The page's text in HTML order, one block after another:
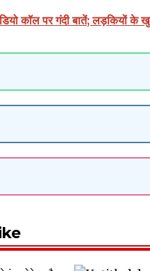
कॉल पर गंदी बातें; लड़कियों के